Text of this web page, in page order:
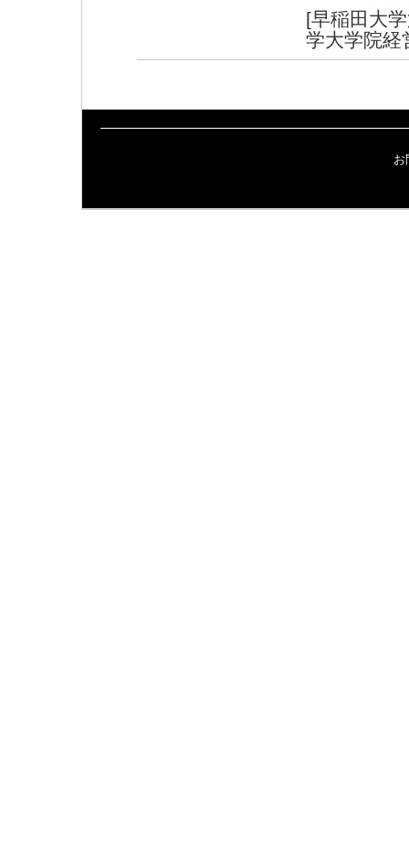
[早稲田大
学大学院経
お